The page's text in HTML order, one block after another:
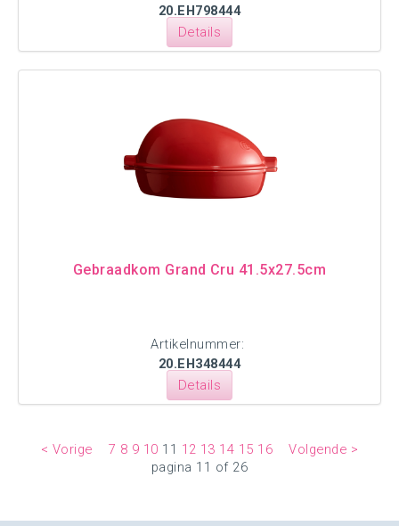
20.EH798444
Details
Gebraadkom Grand Cru 41.5x27.5cm
Artikelnummer:
20.EH348444
Details
< Vorige 7 8 9 10 11 12 13 14 15 16
Volgende >
pagina 11 of 26